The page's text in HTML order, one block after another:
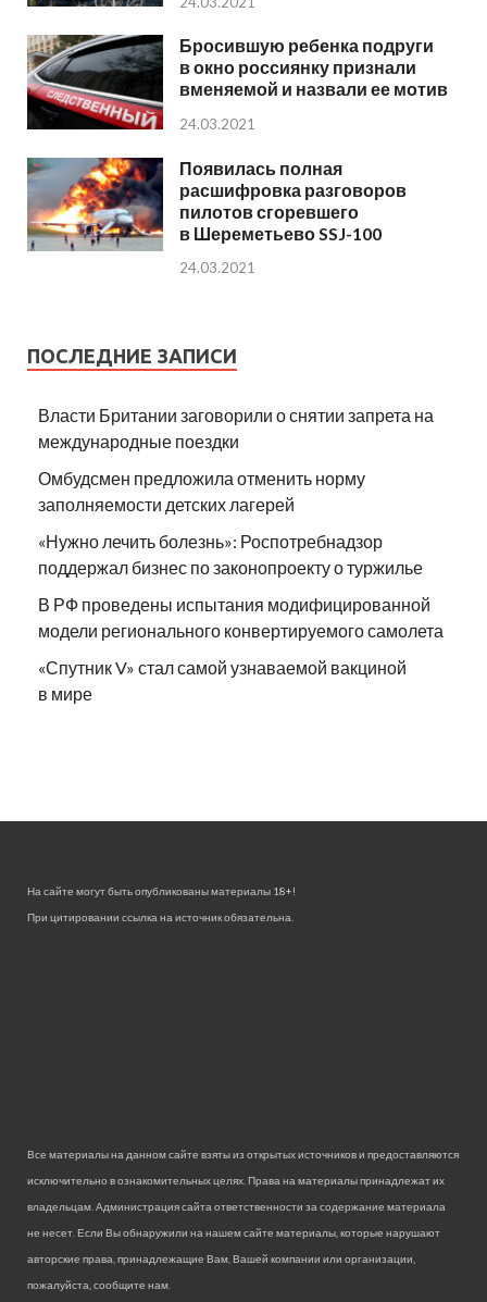
Бросившую ребенка подруги
в окно россиянку признали
вменяемой и назвали ее мотив
24.03.2021
Появилась полная
расшифровка разговоров
пилотов сгоревшего
в Шереметьево SSJ-100
24.03.2021
ПОСЛЕДНИЕ ЗАПИСИ
Власти Британии заговорили о снятии запрета на
международные поездки
Омбудсмен предложила отменить норму
заполняемости детских лагерей
«Нужно лечить болезнь»: Роспотребнадзор
поддержал бизнес по законопроекту о туржилье
В РФ проведены испытания модифицированной
модели регионального конвертируемого самолета
«Спутник V» стал самой узнаваемой вакциной
в мире
На сайте могут быть опубликованы материалы 18+!
При цитировании ссылка на источник обязательна.
Все материалы на данном сайте взяты из открытых источников и предоставляются
исключительно в ознакомительных целях. Права на материалы принадлежат их
владельцам. Администрация сайта ответственности за содержание материала
не несет. Если Вы обнаружили на нашем сайте материалы, которые нарушают
авторские права, принадлежащие Вам, Вашей компании или организации,
пожалуйста, сообщите нам.